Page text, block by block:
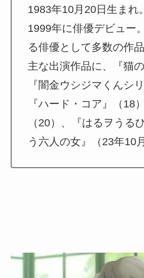
1983年10月20日生まれ
1999年に俳優デビュー
る俳優として多数の作
主な出演作品に、『猫
『闇金ウシジマくんシ
『ハード・コア』（18
（20）、『はるヲうる
う六人の女』（23年10